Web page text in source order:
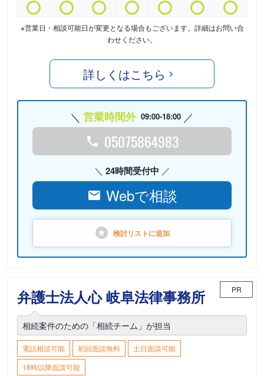
※営業日・相談可能日が変更となる場合もございます。詳細はお問い合
わせください。
詳しくはこちら
営業時間外 09:00-18:00
05075864983
24時間受付中
Webで相談
検討リストに追加
弁護士法人心 岐阜法律事務所 PR
相続案件のための「相続チーム」が担当
電話相談可能 初回面談無料
土日面談可能
18時以降面談可能